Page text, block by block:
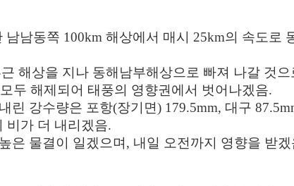
남남동쪽 100km 해상에서 매시 25km의 속도로
해상을 지나 동해남부해상으로 빠져 나갈 것으
두 해제되어 태풍의 영향권에서 벗어나겠음.
강수량은 포항(장기면) 179.5mm, 대구
비가 더 내리겠음.
은 물결이 일겠으며, 내일 오전까지 영향을 받겠